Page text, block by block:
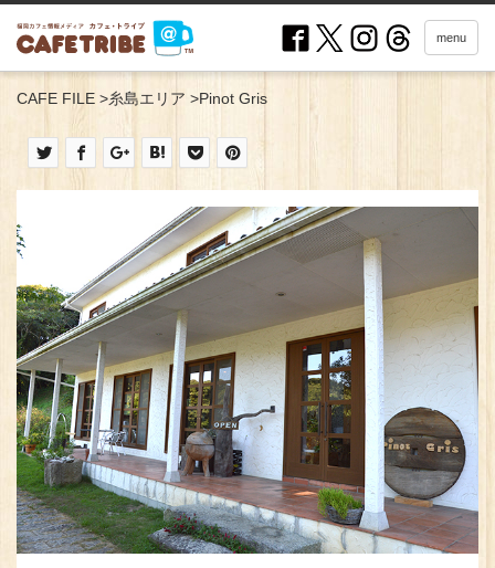
menu
CAFE FILE >糸島エリア >Pinot Gris